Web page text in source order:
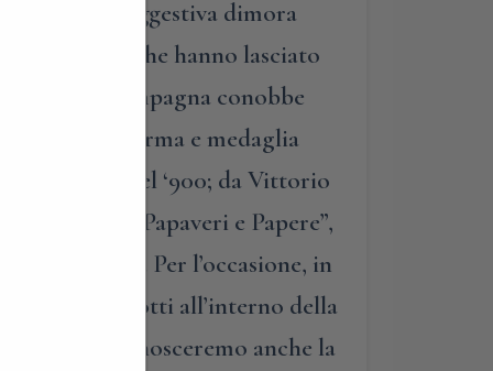
di una suggestiva dimora
che hanno lasciato
di campagna conobbe
di scherma e medaglia
anni ’30 del ‘900; da Vittorio
gelosia”, “Papaveri e Papere”,
del periodo. Per l’occasione, in
i loro salotti all’interno della
Ma conosceremo anche la